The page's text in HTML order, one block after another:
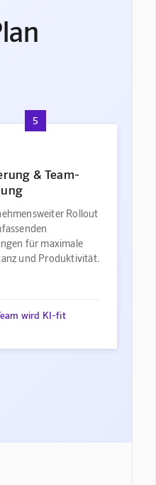
5
& Team-
Rollout
für maximale
und Produktivität.
wird KI-fit